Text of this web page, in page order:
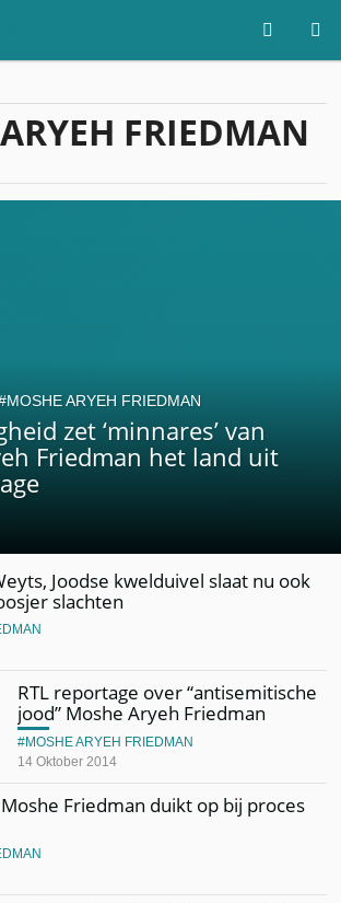
FRIEDMAN
zet ‘minnares’ van
Friedman het land uit
MOSHE ARYEH FRIEDMAN
Joodse kwelduivel slaat nu ook
slachten
RTL reportage over “antisemitische
jood” Moshe Aryeh Friedman
14 Oktober 2014
MOSHE ARYEH FRIEDMAN
Moshe Friedman duikt op bij proces